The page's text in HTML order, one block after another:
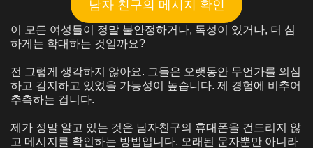
남자 친구의 메시지 확인
이 모든 여성들이 정말 불안정하거나, 독성이 있거나, 더 심
하게는 학대하는 것일까요?
전 그렇게 생각하지 않아요. 그들은 오랫동안 무언가를 의심
하고 감지하고 있었을 가능성이 높습니다. 제 경험에 비추어
추측하는 겁니다.
제가 정말 알고 있는 것은 남자친구의 휴대폰을 건드리지 않
고 메시지를 확인하는 방법입니다. 오래된 문자뿐만 아니라